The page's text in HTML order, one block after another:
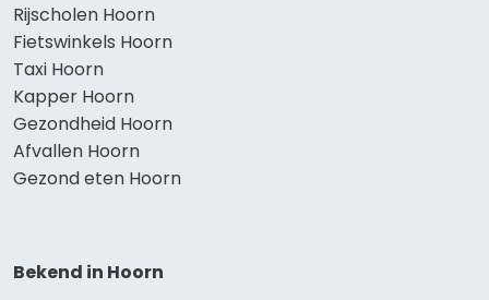
Rijscholen Hoorn
Fietswinkels Hoorn
Taxi Hoorn
Kapper Hoorn
Gezondheid Hoorn
Afvallen Hoorn
Gezond eten Hoorn
Bekend in Hoorn